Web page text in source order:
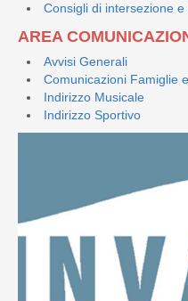
Consigli di intersezione e
AREA
Avvisi Generali
Comunicazioni Famiglie
Indirizzo Musicale
Indirizzo Sportivo